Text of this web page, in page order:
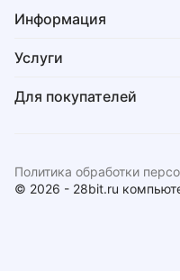
Информация
Услуги
Для покупателей
© 2026 - 28bit.ru
Политика обработки